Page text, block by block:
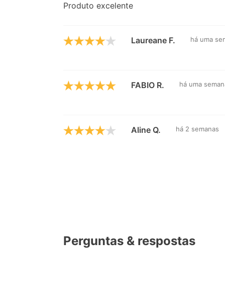
Produto excelente
Laureane F. há uma
FABIO R. há uma
Aline Q. há 2 semanas
Perguntas & respostas